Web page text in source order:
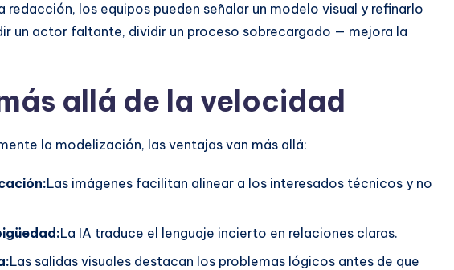
redacción, los equipos pueden señalar un modelo visual y refinarlo
un actor faltante, dividir un proceso sobrecargado — mejora la
allá de la velocidad
la modelización, las ventajas van más allá:
Las imágenes facilitan alinear a los interesados técnicos y no
La IA traduce el lenguaje incierto en relaciones claras.
Las salidas visuales destacan los problemas lógicos antes de que